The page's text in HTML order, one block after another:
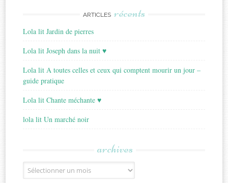
ARTICLES récents
Lola lit Jardin de pierres
Lola lit Joseph dans la nuit ♥
Lola lit A toutes celles et ceux qui comptent mourir un jour –
guide pratique
Lola lit Chante méchante ♥
lola lit Un marché noir
archives
Archives